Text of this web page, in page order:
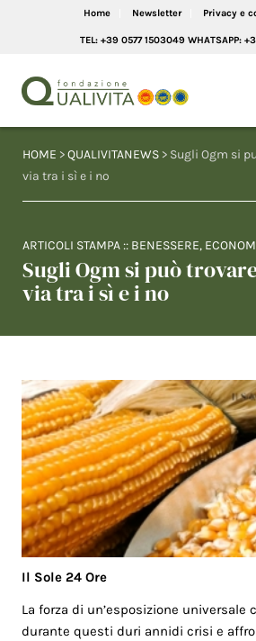
Home Newsletter Privacy e
TEL: +39 0577 1503049 WHATSAPP:
HOME >QUALIVITANEWS > Sugli Ogm si
via tra i sì e i no
ARTICOLI STAMPA :: BENESSERE,
Sugli Ogm si può
via tra i sì e i no
Il Sole 24 Ore
La forza di un’esposizione universale
durante questi duri annidi crisi e